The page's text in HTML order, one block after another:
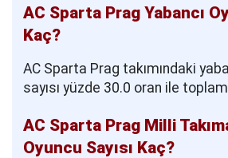
AC Sparta Prag Yabancı
Kaç?
AC Sparta Prag takımındaki
sayısı yüzde 30.0 oran ile
AC Sparta Prag Milli
Oyuncu Sayısı Kaç?